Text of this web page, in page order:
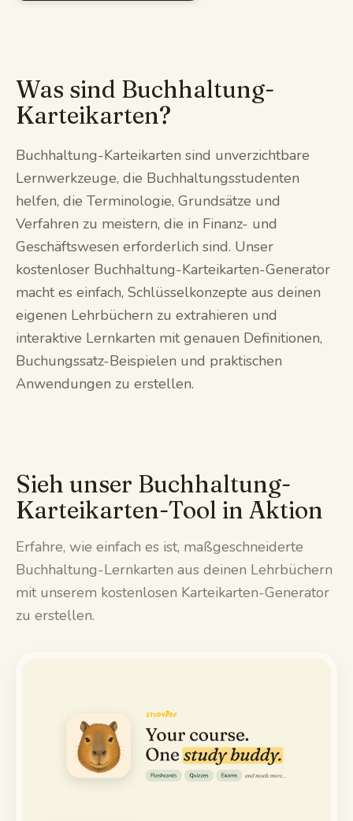
Was sind Buchhaltung-
Karteikarten?
Buchhaltung-Karteikarten sind unverzichtbare
Lernwerkzeuge, die Buchhaltungsstudenten
helfen, die Terminologie, Grundsätze und
Verfahren zu meistern, die in Finanz- und
Geschäftswesen erforderlich sind. Unser
kostenloser Buchhaltung-Karteikarten-Generator
macht es einfach, Schlüsselkonzepte aus deinen
eigenen Lehrbüchern zu extrahieren und
interaktive Lernkarten mit genauen Definitionen,
Buchungssatz-Beispielen und praktischen
Anwendungen zu erstellen.
Sieh unser Buchhaltung-
Karteikarten-Tool in Aktion
Erfahre, wie einfach es ist, maßgeschneiderte
Buchhaltung-Lernkarten aus deinen Lehrbüchern
mit unserem kostenlosen Karteikarten-Generator
zu erstellen.